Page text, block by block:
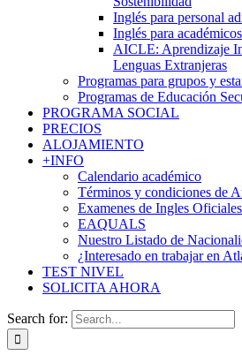
Inglés para personal
Inglés para académicos
AICLE: Aprendizaje
Lenguas Extranjeras
Programas para grupos y
Programas de Educación
PROGRAMA SOCIAL
PRECIOS
ALOJAMIENTO
+INFO
Calendario académico
Términos y condiciones de
Examenes de Ingles Oficiales
EAQUALS
Nuestro Listado de
¿Interesado en trabajar en
TEST NIVEL
SOLICITA AHORA
Search for: